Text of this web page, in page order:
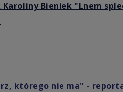
Karoliny Bieniek "Lnem
którego nie ma" -